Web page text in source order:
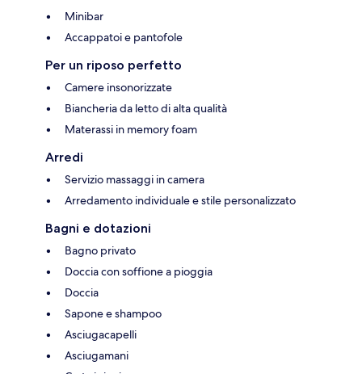
Minibar
Accappatoi e pantofole
Per un riposo perfetto
Camere insonorizzate
Biancheria da letto di alta qualità
Materassi in memory foam
Arredi
Servizio massaggi in camera
Arredamento individuale e stile personalizzato
Bagni e dotazioni
Bagno privato
Doccia con soffione a pioggia
Doccia
Sapone e shampoo
Asciugacapelli
Asciugamani